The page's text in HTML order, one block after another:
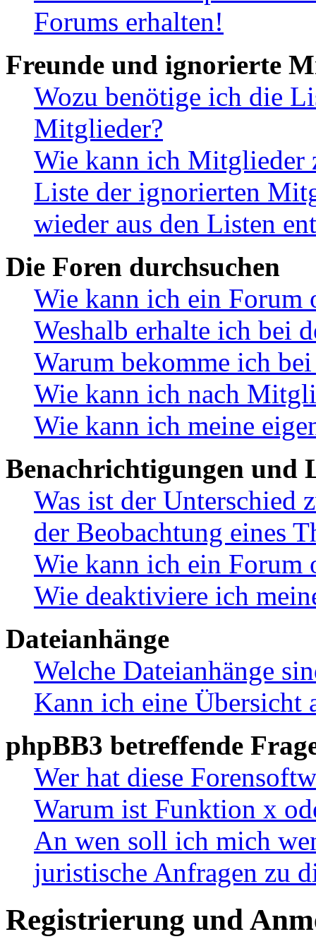
Forums erhalten!
Freunde und ignorierte
Wozu benötige ich die
Mitglieder?
Wie kann ich Mitglieder
Liste der ignorierten
wieder aus den Listen
Die Foren durchsuchen
Wie kann ich ein Forum
Weshalb erhalte ich bei
Warum bekomme ich
Wie kann ich nach
Wie kann ich meine
Benachrichtigungen und
Was ist der Unterschied
der Beobachtung eines
Wie kann ich ein Forum
Wie deaktiviere ich
Dateianhänge
Welche Dateianhänge
Kann ich eine Übersicht
phpBB3 betreffende
Wer hat diese
Warum ist Funktion x
An wen soll ich mich
juristische Anfragen zu
Registrierung und